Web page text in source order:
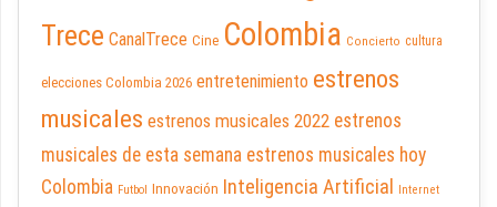
Trece CanalTrece Cine Colombia Concierto cultura
elecciones Colombia 2026 entretenimiento estrenos
musicales estrenos musicales 2022 estrenos
musicales de esta semana estrenos musicales hoy
Colombia Futbol Innovación Inteligencia Artificial Internet